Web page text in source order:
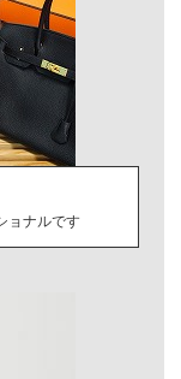
ョナルです